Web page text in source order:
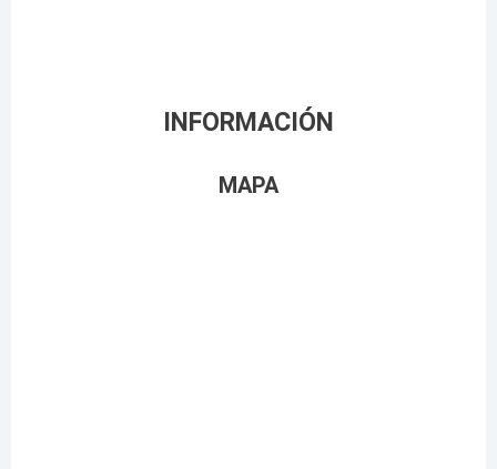
INFORMACIÓN
MAPA